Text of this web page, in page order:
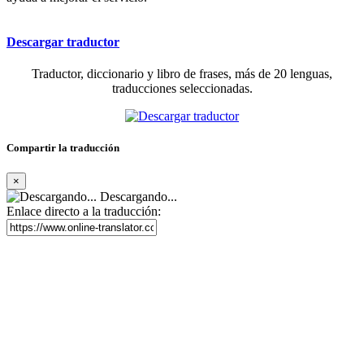
Descargar traductor
Traductor, diccionario y libro de frases, más de 20 lenguas,
traducciones seleccionadas.
Compartir la traducción
×
Descargando...
Enlace directo a la traducción: